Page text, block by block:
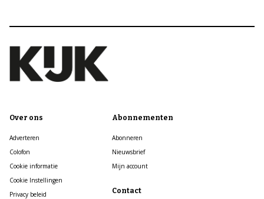
Over ons
Adverteren
Colofon
Cookie informatie
Cookie Instellingen
Privacy beleid
Abonnementen
Abonneren
Nieuwsbrief
Mijn account
Contact